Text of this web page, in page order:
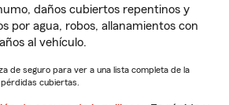
daños cubiertos repentinos y
por agua, robos, allanamientos con
al vehículo.
de seguro para ver a una lista completa de la
cubiertas.